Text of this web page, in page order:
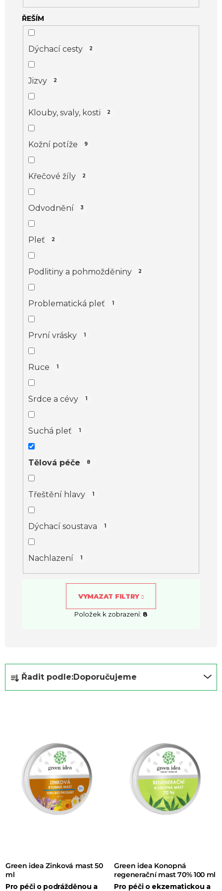
a
ů
Řadit podle:Doporučujeme
ŘEŠÍM
Dýchací cesty 2
Jizvy 2
Klouby, svaly, kosti 2
Kožní potíže 9
Křečové žíly 2
Odvodnění 3
Pleť 2
Podlitiny a pohmožděniny 2
Problematická pleť 1
První vrásky 1
Ruce 1
Srdce a cévy 1
Suchá pleť 1
Tělová péče 8
Třeštění hlavy 1
Dýchací soustava 1
Nachlazení 1
VYMAZAT FILTRY
Položek k zobrazení: 8
Green idea Zinková mast 50
ml
Pro péči o podrážděnou a
Green idea Konopná
regenerační mast 70% 100 ml
Pro péči o ekzematickou a